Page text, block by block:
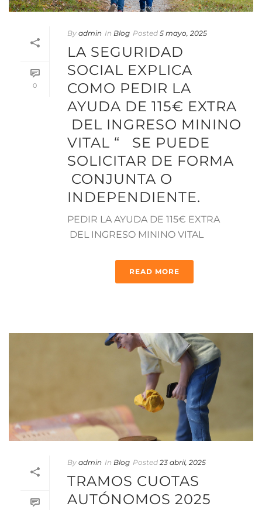
0
By admin In Blog Posted 5 mayo, 2025
LA SEGURIDAD
SOCIAL EXPLICA
COMO PEDIR LA
AYUDA DE 115€ EXTRA
DEL INGRESO MININO
VITAL “ SE PUEDE
SOLICITAR DE FORMA
CONJUNTA O
INDEPENDIENTE.
PEDIR LA AYUDA DE 115€ EXTRA
DEL INGRESO MININO VITAL
READ MORE
By admin In Blog Posted 23 abril, 2025
TRAMOS CUOTAS
AUTÓNOMOS 2025